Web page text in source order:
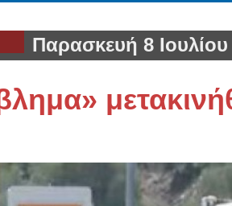
Παρασκευή 8 Ιουλίου